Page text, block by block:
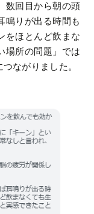
数回目から朝の頭
鳴りが出る時間も
をほとんど飲まな
場所の問題」では
ながりました。